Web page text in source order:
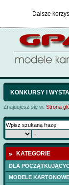
Dalsze
KONKURSY I
Znajdujesz się w: Strona
KATEGORIE
DLA
MODELE KARTONOWE